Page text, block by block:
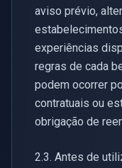
aviso prévio,
experiências
regras de cada
podem ocorrer
contratuais ou
obrigação de
2.3. Antes de